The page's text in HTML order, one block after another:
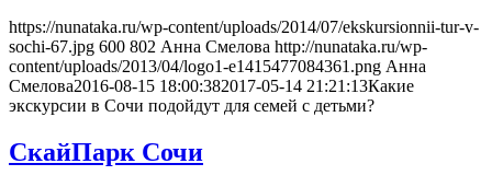
https://nunataka.ru/wp-content/uploads/2014/07/ekskursionnii-tur-v-
sochi-67.jpg 600 802 Анна Смелова http://nunataka.ru/wp-
content/uploads/2013/04/logo1-e1415477084361.png Анна
Смелова2016-08-15 18:00:382017-05-14 21:21:13Какие
экскурсии в Сочи подойдут для семей с детьми?
СкайПарк Сочи